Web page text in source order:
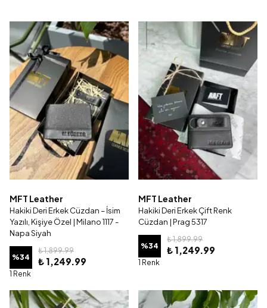
MFT Leather
Hakiki Deri Erkek Cüzdan – İsim
Yazılı, Kişiye Özel | Milano 1117 -
Napa Siyah
%34
₺ 1,899.99
₺ 1,249.99
1 Renk
MFT Leather
Hakiki Deri Erkek Çift Renk
Cüzdan | Prag 5317
%34
₺ 1,899.99
₺ 1,249.99
1 Renk